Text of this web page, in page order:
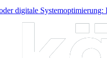
digitale